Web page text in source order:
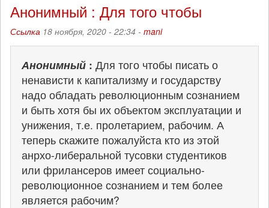
Анонимный : Для того чтобы
Ссылка 18 ноября, 2020 - 22:34 - mani
Анонимный: Для того чтобы писать о
ненависти к капитализму и государству
надо обладать революционным сознанием
и быть хотя бы их объектом эксплуатации и
унижения, т.е. пролетарием, рабочим. А
теперь скажите пожалуйста кто из этой
анрхо-либеральной тусовки студентиков
или фрилансеров имеет социально-
революционное сознанием и тем более
является рабочим?